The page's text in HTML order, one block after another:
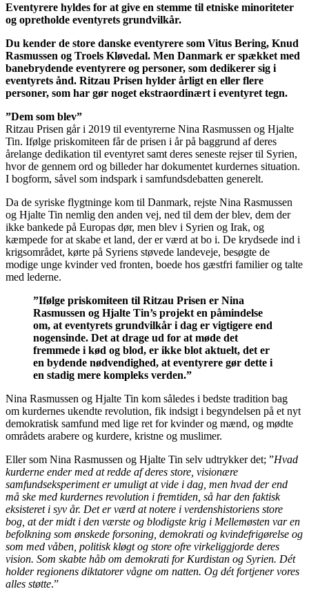
Eventyrere hyldes for at give en stemme til etniske minoriteter
og opretholde eventyrets grundvilkår.
Du kender de store danske eventyrere som Vitus Bering, Knud
Rasmussen og Troels Kløvedal. Men Danmark er spækket med
banebrydende eventyrere og personer, som dedikerer sig i
eventyrets ånd. Ritzau Prisen hylder årligt en eller flere
personer, som har gør noget ekstraordinært i eventyret tegn.
”Dem som blev”
Ritzau Prisen går i 2019 til eventyrerne Nina Rasmussen og Hjalte
Tin. Ifølge priskomiteen får de prisen i år på baggrund af deres
årelange dedikation til eventyret samt deres seneste rejser til Syrien,
hvor de gennem ord og billeder har dokumentet kurdernes situation.
I bogform, såvel som indspark i samfundsdebatten generelt.
Da de syriske flygtninge kom til Danmark, rejste Nina Rasmussen
og Hjalte Tin nemlig den anden vej, ned til dem der blev, dem der
ikke bankede på Europas dør, men blev i Syrien og Irak, og
kæmpede for at skabe et land, der er værd at bo i. De krydsede ind i
krigsområdet, kørte på Syriens støvede landeveje, besøgte de
modige unge kvinder ved fronten, boede hos gæstfri familier og talte
med lederne.
”Ifølge priskomiteen til Ritzau Prisen er Nina
Rasmussen og Hjalte Tin’s projekt en påmindelse
om, at eventyrets grundvilkår i dag er vigtigere end
nogensinde. Det at drage ud for at møde det
fremmede i kød og blod, er ikke blot aktuelt, det er
en bydende nødvendighed, at eventyrere gør dette i
en stadig mere kompleks verden.”
Nina Rasmussen og Hjalte Tin kom således i bedste tradition bag
om kurdernes ukendte revolution, fik indsigt i begyndelsen på et nyt
demokratisk samfund med lige ret for kvinder og mænd, og mødte
områdets arabere og kurdere, kristne og muslimer.
Eller som Nina Rasmussen og Hjalte Tin selv udtrykker det; ”Hvad
kurderne ender med at redde af deres store, visionære
samfundseksperiment er umuligt at vide i dag, men hvad der end
må ske med kurdernes revolution i fremtiden, så har den faktisk
eksisteret i syv år. Det er værd at notere i verdenshistoriens store
bog, at der midt i den værste og blodigste krig i Mellemøsten var en
befolkning som ønskede forsoning, demokrati og kvindefrigørelse og
som med våben, politisk kløgt og store ofre virkeliggjorde deres
vision. Som skabte håb om demokrati for Kurdistan og Syrien. Dét
holder regionens diktatorer vågne om natten. Og dét fortjener vores
alles støtte.”